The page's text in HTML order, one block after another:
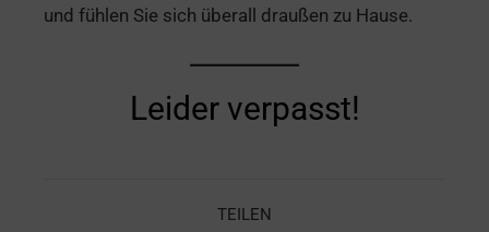
und fühlen Sie sich überall draußen zu Hause.
Leider verpasst!
TEILEN